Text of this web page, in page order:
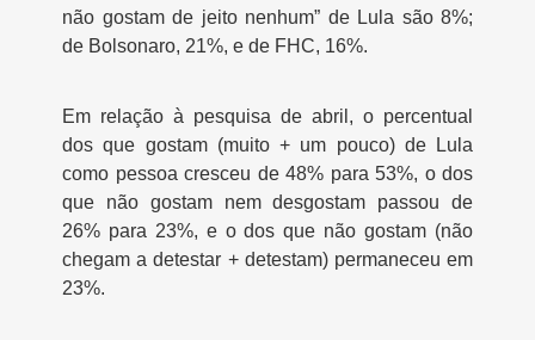
não gostam de jeito nenhum” de Lula são 8%;
de Bolsonaro, 21%, e de FHC, 16%.
Em relação à pesquisa de abril, o percentual
dos que gostam (muito + um pouco) de Lula
como pessoa cresceu de 48% para 53%, o dos
que não gostam nem desgostam passou de
26% para 23%, e o dos que não gostam (não
chegam a detestar + detestam) permaneceu em
23%.